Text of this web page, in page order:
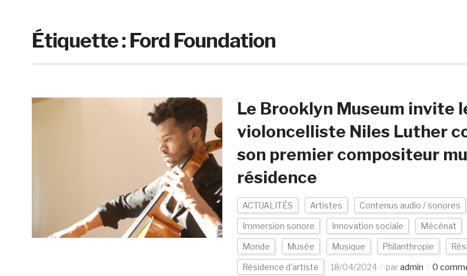
Étiquette :Ford Foundation
Le Brooklyn Museum invite
violoncelliste Niles Luther
son premier compositeur
résidence
ACTUALITÉS Artistes Contenus audio / sonores
Immersion sonore Innovation sociale Mécénat
Monde Musée Musique Philanthropie
Résidence d'artiste 18/04/2024 paradmin 0